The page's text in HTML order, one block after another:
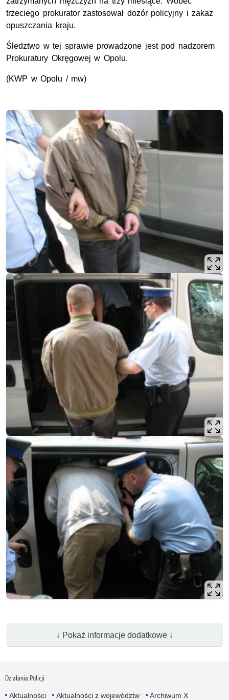
trzeciego prokurator zastosował dozór policyjny i zakaz
opuszczania kraju.
Śledztwo w tej sprawie prowadzone jest pod nadzorem
Prokuratury Okręgowej w Opolu.
(KWP w Opolu / mw)
↓ Pokaż informacje dodatkowe ↓
Działania Policji
Aktualności Aktualności z województw
Archiwum X